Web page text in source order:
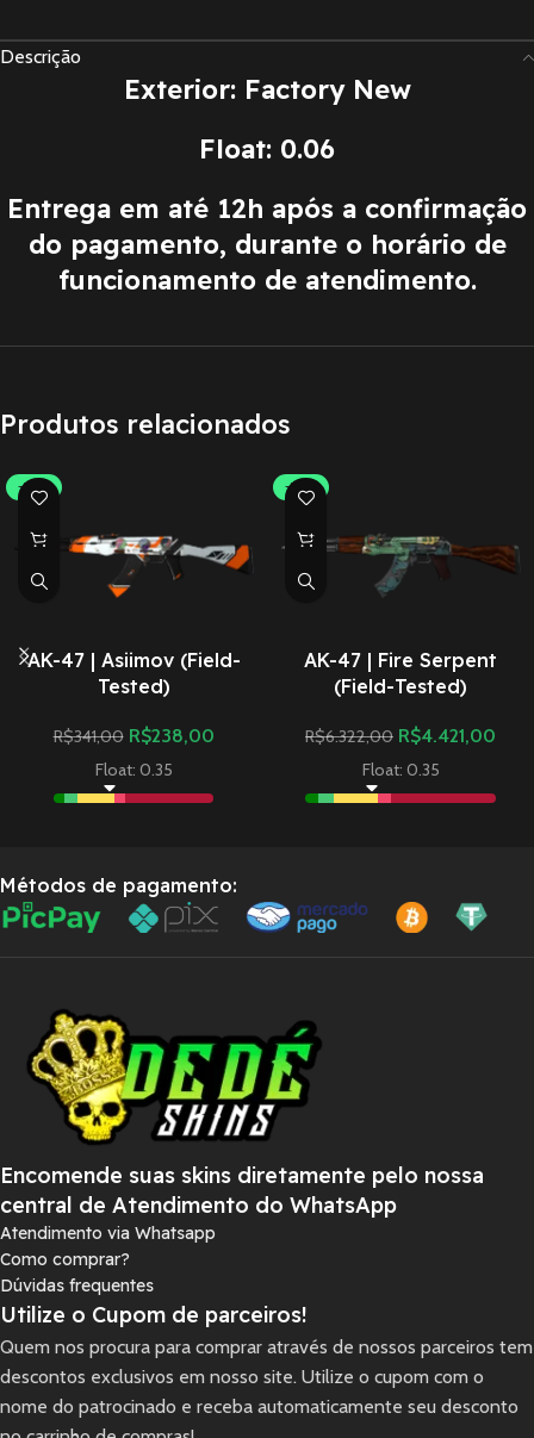
Descrição
Exterior: Factory New
Float: 0.06
Entrega em até 12h após a confirmação
do pagamento, durante o horário de
funcionamento de atendimento.
Produtos relacionados
-30%
AK-47 | Asiimov (Field-
Tested)
R$341,00 R$238,00
Float: 0.35
-30%
AK-47 | Fire Serpent
(Field-Tested)
R$6.322,00 R$4.421,00
Float: 0.35
Métodos de pagamento:
Encomende suas skins diretamente pelo nossa
central de Atendimento do WhatsApp
Atendimento via Whatsapp
Como comprar?
Dúvidas frequentes
Utilize o Cupom de parceiros!
Quem nos procura para comprar através de nossos parceiros tem
descontos exclusivos em nosso site. Utilize o cupom com o
nome do patrocinado e receba automaticamente seu desconto